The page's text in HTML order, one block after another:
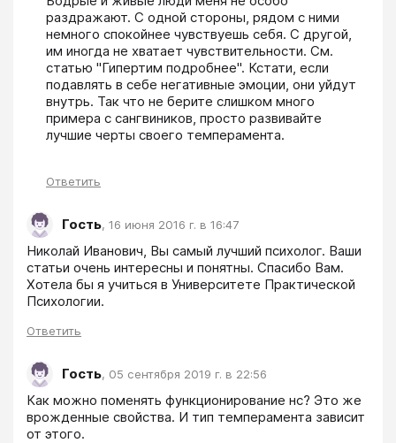
раздражают. С одной стороны, рядом с ними
немного спокойнее чувствуешь себя. С другой,
им иногда не хватает чувствительности. См.
статью "Гипертим подробнее". Кстати, если
подавлять в себе негативные эмоции, они уйдут
внутрь. Так что не берите слишком много
примера с сангвиников, просто развивайте
лучшие черты своего темперамента.
Ответить
Гость, 16 июня 2016 г. в 16:47
Николай Иванович, Вы самый лучший психолог. Ваши
статьи очень интересны и понятны. Спасибо Вам.
Хотела бы я учиться в Университете Практической
Психологии.
Ответить
Гость, 05 сентября 2019 г. в 22:56
Как можно поменять функционирование нс? Это же
врожденные свойства. И тип темперамента зависит
от этого.